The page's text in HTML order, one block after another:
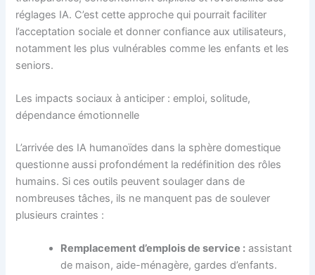
réglages IA. C’est cette approche qui pourrait faciliter
l’acceptation sociale et donner confiance aux utilisateurs,
notamment les plus vulnérables comme les enfants et les
seniors.
Les impacts sociaux à anticiper : emploi, solitude,
dépendance émotionnelle
L’arrivée des IA humanoïdes dans la sphère domestique
questionne aussi profondément la redéfinition des rôles
humains. Si ces outils peuvent soulager dans de
nombreuses tâches, ils ne manquent pas de soulever
plusieurs craintes :
Remplacement d’emplois de service : assistant
de maison, aide-ménagère, gardes d’enfants.